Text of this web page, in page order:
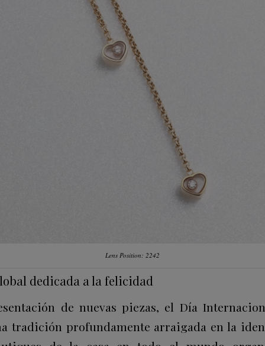
Lens Position: 2242
dedicada a la felicidad
de nuevas piezas, el Día
tradición profundamente arraigada en la